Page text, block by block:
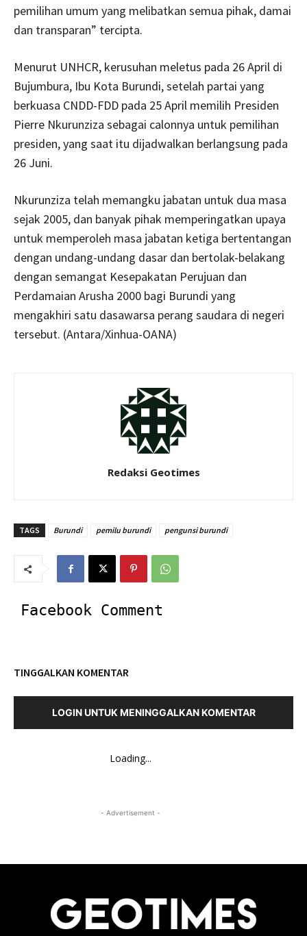
pemilihan umum yang melibatkan semua pihak, damai
dan transparan” tercipta.
Menurut UNHCR, kerusuhan meletus pada 26 April di
Bujumbura, Ibu Kota Burundi, setelah partai yang
berkuasa CNDD-FDD pada 25 April memilih Presiden
Pierre Nkurunziza sebagai calonnya untuk pemilihan
presiden, yang saat itu dijadwalkan berlangsung pada
26 Juni.
Nkurunziza telah memangku jabatan untuk dua masa
sejak 2005, dan banyak pihak memperingatkan upaya
untuk memperoleh masa jabatan ketiga bertentangan
dengan undang-undang dasar dan bertolak-belakang
dengan semangat Kesepakatan Perujuan dan
Perdamaian Arusha 2000 bagi Burundi yang
mengakhiri satu dasawarsa perang saudara di negeri
tersebut. (Antara/Xinhua-OANA)
Redaksi Geotimes
TAGS Burundi pemilu burundi pengunsi burundi
Facebook Comment
TINGGALKAN KOMENTAR
LOGIN UNTUK MENINGGALKAN KOMENTAR
Loading...
- Advertisement -